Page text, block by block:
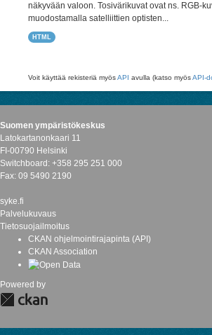
näkyvään valoon. Tosivärikuvat ovat ns. RGB-
muodostamalla satelliittien optisten...
HTML
Voit käyttää rekisteriä myösAPI avulla (katso myösAPI-
Suomen ympäristökeskus
Latokartanonkaari 11
FI-00790 Helsinki
Switchboard: +358 295 251 000
Fax: 09 5490 2190
syke.fi
Palvelukuvaus
Tietosuojailmoitus
CKAN ohjelmointirajapinta (API)
CKAN Association
Powered by